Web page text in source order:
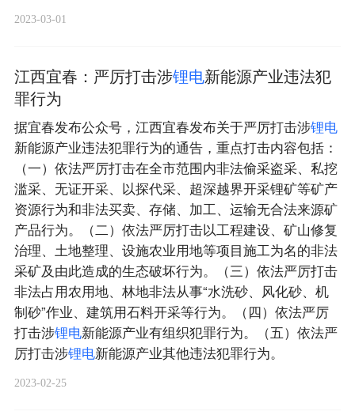
2023-03-01
江西宜春：严厉打击涉锂电新能源产业违法犯
罪行为
据宜春发布公众号，江西宜春发布关于严厉打击涉锂电
新能源产业违法犯罪行为的通告，重点打击内容包括：
（一）依法严厉打击在全市范围内非法偷采盗采、私挖
滥采、无证开采、以探代采、超深越界开采锂矿等矿产
资源行为和非法买卖、存储、加工、运输无合法来源矿
产品行为。（二）依法严厉打击以工程建设、矿山修复
治理、土地整理、设施农业用地等项目施工为名的非法
采矿及由此造成的生态破坏行为。（三）依法严厉打击
非法占用农用地、林地非法从事“水洗砂、风化砂、机
制砂”作业、建筑用石料开采等行为。（四）依法严厉
打击涉锂电新能源产业有组织犯罪行为。（五）依法严
厉打击涉锂电新能源产业其他违法犯罪行为。
2023-02-25